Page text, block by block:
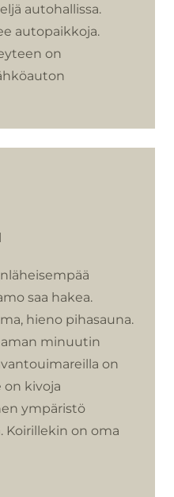
autohallissa.
autopaikkoja.
on
saa hakea.
hieno pihasauna.
minuutin
on
on kivoja
ympäristö
Koirillekin on oma